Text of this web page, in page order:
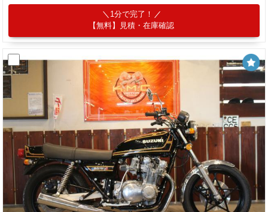
1分で完了！
【無料】見積・在庫確認